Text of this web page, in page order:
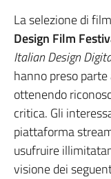
La selezione di
Design Film
Italian Design
hanno preso
ottenendo
critica. Gli
piattaforma
usufruire
visione dei